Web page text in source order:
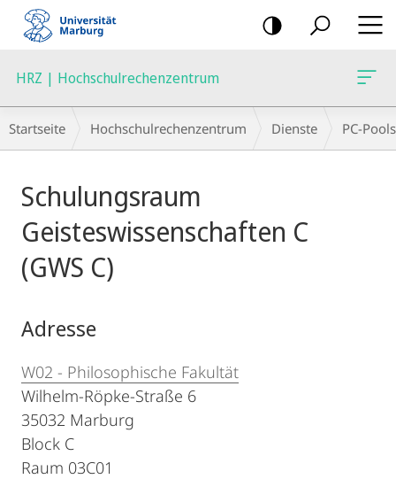
Mobile-
Navigation
HRZ | Hochschulrechenzentrum
Breadcrumb-
Navigation
Startseite Hochschulrechenzentrum Dienste PC-Pools
Schulungsraum
Geisteswissenschaften C
(GWS C)
Adresse
W02 - Philosophische Fakultät
Wilhelm-Röpke-Straße 6
35032 Marburg
Block C
Raum 03C01